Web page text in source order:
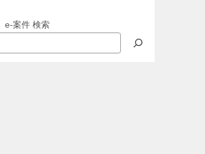
案件 検索